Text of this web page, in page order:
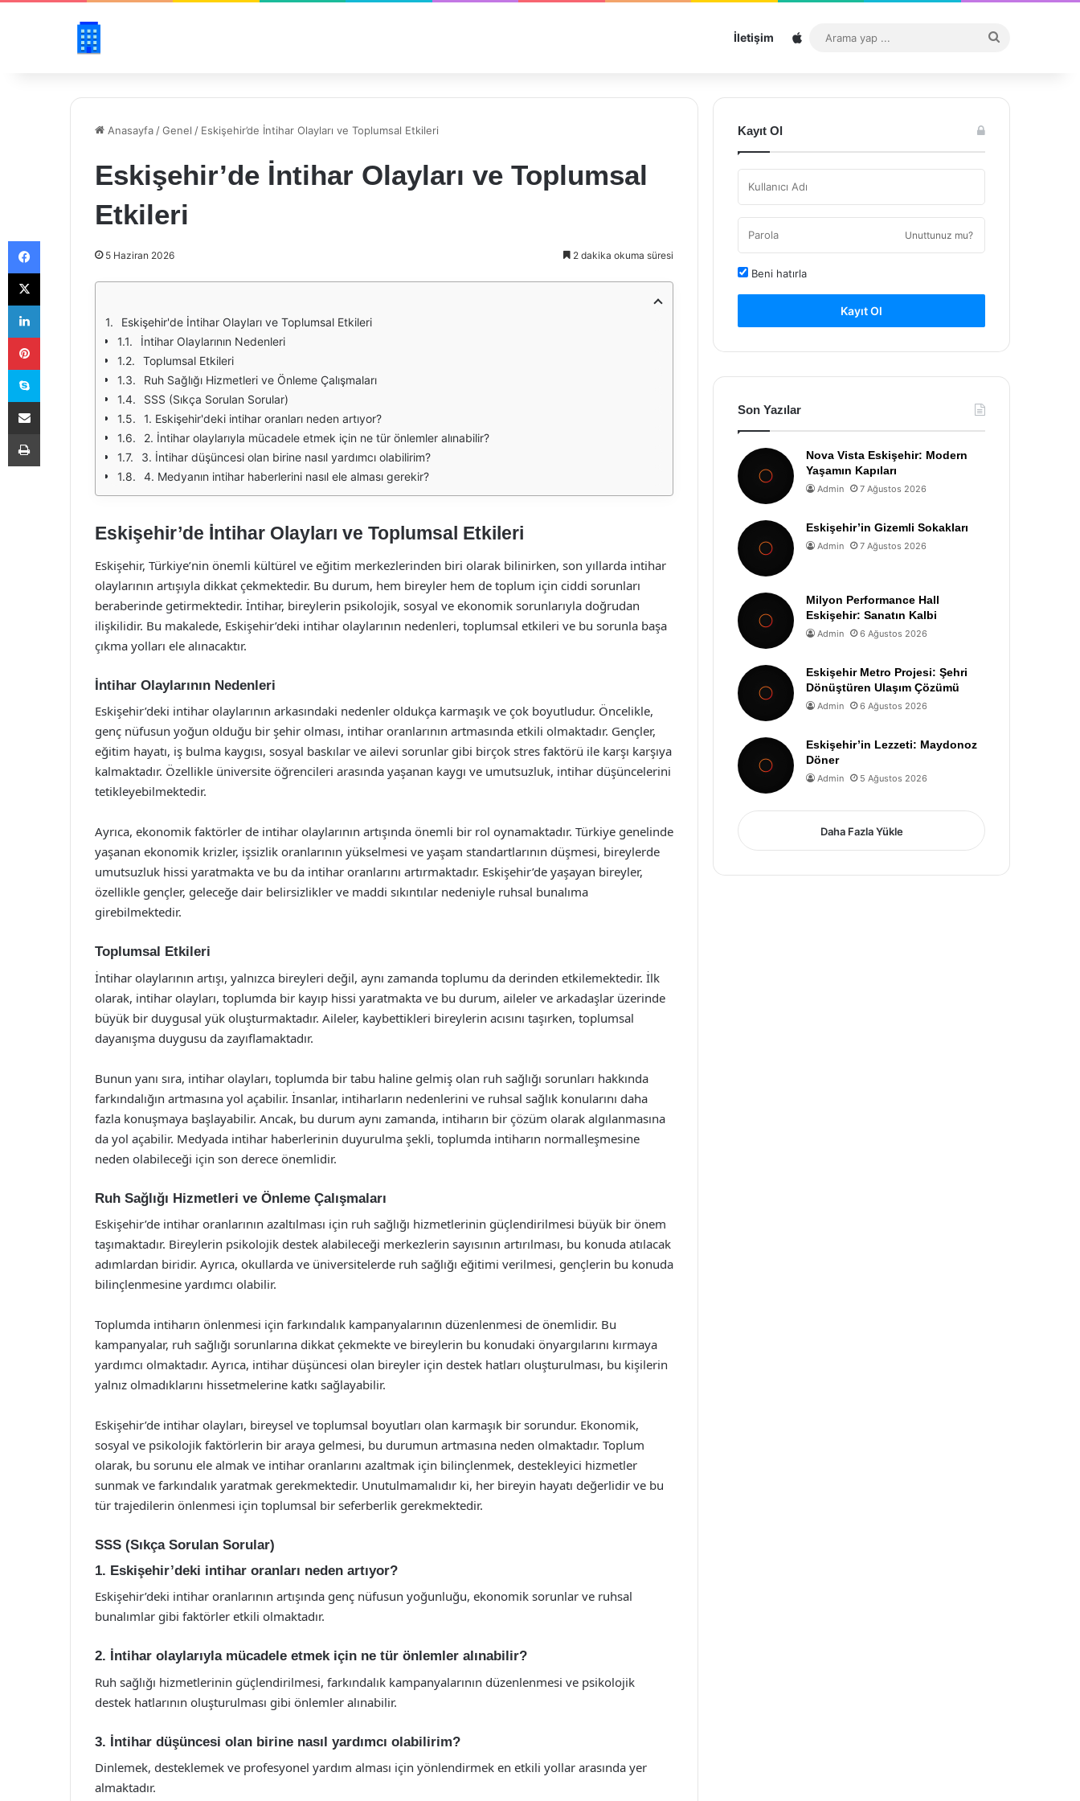
İletişim Sitemap
...
Anasayfa /Genel / Eskişehir’de İntihar Olayları ve Toplumsal Etkileri
Eskişehir’de İntihar Olayları ve Toplumsal
Etkileri
5 Haziran 2026 2 dakika okuma süresi
Eskişehir'de İntihar Olayları ve Toplumsal Etkileri
İntihar Olaylarının Nedenleri
Toplumsal Etkileri
Ruh Sağlığı Hizmetleri ve Önleme Çalışmaları
SSS (Sıkça Sorulan Sorular)
1. Eskişehir'deki intihar oranları neden artıyor?
2. İntihar olaylarıyla mücadele etmek için ne tür önlemler alınabilir?
3. İntihar düşüncesi olan birine nasıl yardımcı olabilirim?
4. Medyanın intihar haberlerini nasıl ele alması gerekir?
Eskişehir’de İntihar Olayları ve Toplumsal Etkileri
Eskişehir, Türkiye’nin önemli kültürel ve eğitim merkezlerinden biri olarak bilinirken, son yıllarda intihar
olaylarının artışıyla dikkat çekmektedir. Bu durum, hem bireyler hem de toplum için ciddi sorunları
beraberinde getirmektedir. İntihar, bireylerin psikolojik, sosyal ve ekonomik sorunlarıyla doğrudan
ilişkilidir. Bu makalede, Eskişehir’deki intihar olaylarının nedenleri, toplumsal etkileri ve bu sorunla başa
çıkma yolları ele alınacaktır.
İntihar Olaylarının Nedenleri
Eskişehir’deki intihar olaylarının arkasındaki nedenler oldukça karmaşık ve çok boyutludur. Öncelikle,
genç nüfusun yoğun olduğu bir şehir olması, intihar oranlarının artmasında etkili olmaktadır. Gençler,
eğitim hayatı, iş bulma kaygısı, sosyal baskılar ve ailevi sorunlar gibi birçok stres faktörü ile karşı karşıya
kalmaktadır. Özellikle üniversite öğrencileri arasında yaşanan kaygı ve umutsuzluk, intihar düşüncelerini
tetikleyebilmektedir.
Ayrıca, ekonomik faktörler de intihar olaylarının artışında önemli bir rol oynamaktadır. Türkiye genelinde
yaşanan ekonomik krizler, işsizlik oranlarının yükselmesi ve yaşam standartlarının düşmesi, bireylerde
umutsuzluk hissi yaratmakta ve bu da intihar oranlarını artırmaktadır. Eskişehir’de yaşayan bireyler,
özellikle gençler, geleceğe dair belirsizlikler ve maddi sıkıntılar nedeniyle ruhsal bunalıma
girebilmektedir.
Toplumsal Etkileri
İntihar olaylarının artışı, yalnızca bireyleri değil, aynı zamanda toplumu da derinden etkilemektedir. İlk
olarak, intihar olayları, toplumda bir kayıp hissi yaratmakta ve bu durum, aileler ve arkadaşlar üzerinde
büyük bir duygusal yük oluşturmaktadır. Aileler, kaybettikleri bireylerin acısını taşırken, toplumsal
dayanışma duygusu da zayıflamaktadır.
Bunun yanı sıra, intihar olayları, toplumda bir tabu haline gelmiş olan ruh sağlığı sorunları hakkında
farkındalığın artmasına yol açabilir. İnsanlar, intiharların nedenlerini ve ruhsal sağlık konularını daha
fazla konuşmaya başlayabilir. Ancak, bu durum aynı zamanda, intiharın bir çözüm olarak algılanmasına
da yol açabilir. Medyada intihar haberlerinin duyurulma şekli, toplumda intiharın normalleşmesine
neden olabileceği için son derece önemlidir.
Ruh Sağlığı Hizmetleri ve Önleme Çalışmaları
Eskişehir’de intihar oranlarının azaltılması için ruh sağlığı hizmetlerinin güçlendirilmesi büyük bir önem
taşımaktadır. Bireylerin psikolojik destek alabileceği merkezlerin sayısının artırılması, bu konuda atılacak
adımlardan biridir. Ayrıca, okullarda ve üniversitelerde ruh sağlığı eğitimi verilmesi, gençlerin bu konuda
bilinçlenmesine yardımcı olabilir.
Toplumda intiharın önlenmesi için farkındalık kampanyalarının düzenlenmesi de önemlidir. Bu
kampanyalar, ruh sağlığı sorunlarına dikkat çekmekte ve bireylerin bu konudaki önyargılarını kırmaya
yardımcı olmaktadır. Ayrıca, intihar düşüncesi olan bireyler için destek hatları oluşturulması, bu kişilerin
yalnız olmadıklarını hissetmelerine katkı sağlayabilir.
Eskişehir’de intihar olayları, bireysel ve toplumsal boyutları olan karmaşık bir sorundur. Ekonomik,
sosyal ve psikolojik faktörlerin bir araya gelmesi, bu durumun artmasına neden olmaktadır. Toplum
olarak, bu sorunu ele almak ve intihar oranlarını azaltmak için bilinçlenmek, destekleyici hizmetler
sunmak ve farkındalık yaratmak gerekmektedir. Unutulmamalıdır ki, her bireyin hayatı değerlidir ve bu
tür trajedilerin önlenmesi için toplumsal bir seferberlik gerekmektedir.
SSS (Sıkça Sorulan Sorular)
1. Eskişehir’deki intihar oranları neden artıyor?
Eskişehir’deki intihar oranlarının artışında genç nüfusun yoğunluğu, ekonomik sorunlar ve ruhsal
bunalımlar gibi faktörler etkili olmaktadır.
2. İntihar olaylarıyla mücadele etmek için ne tür önlemler alınabilir?
Ruh sağlığı hizmetlerinin güçlendirilmesi, farkındalık kampanyalarının düzenlenmesi ve psikolojik
destek hatlarının oluşturulması gibi önlemler alınabilir.
3. İntihar düşüncesi olan birine nasıl yardımcı olabilirim?
Dinlemek, desteklemek ve profesyonel yardım alması için yönlendirmek en etkili yollar arasında yer
almaktadır.
Kayıt Ol
Unuttunuz mu?
Beni hatırla
Kayıt Ol
Son Yazılar
Nova Vista Eskişehir: Modern
Yaşamın Kapıları
Admin 7 Ağustos 2026
Eskişehir’in Gizemli Sokakları
Admin 7 Ağustos 2026
Milyon Performance Hall
Eskişehir: Sanatın Kalbi
Admin 6 Ağustos 2026
Eskişehir Metro Projesi: Şehri
Dönüştüren Ulaşım Çözümü
Admin 6 Ağustos 2026
Eskişehir’in Lezzeti: Maydonoz
Döner
Admin 5 Ağustos 2026
Daha Fazla Yükle
Facebook
X
LinkedIn
Pinterest
Skype
E-Posta ile paylaş